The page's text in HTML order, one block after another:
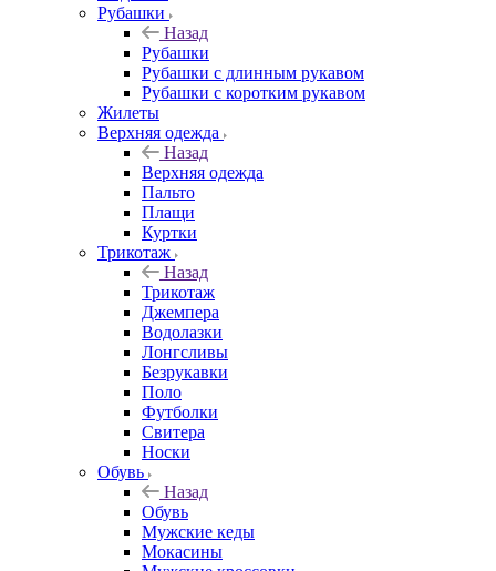
Рубашки
Назад
Рубашки
Рубашки с длинным рукавом
Рубашки с коротким рукавом
Жилеты
Верхняя одежда
Назад
Верхняя одежда
Пальто
Плащи
Куртки
Трикотаж
Назад
Трикотаж
Джемпера
Водолазки
Лонгсливы
Безрукавки
Поло
Футболки
Свитера
Носки
Обувь
Назад
Обувь
Мужские кеды
Мокасины